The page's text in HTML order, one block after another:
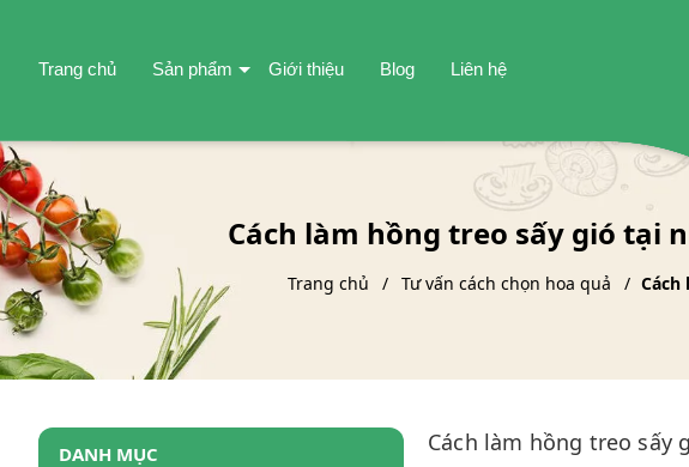
Trang chủ Sản phẩm Giới thiệu Blog Liên hệ
Cách làm hồng treo sấy gió tại
Trang chủ Tư vấn cách chọn hoa quả
Cách làm hồng treo sấy
DANH MỤC